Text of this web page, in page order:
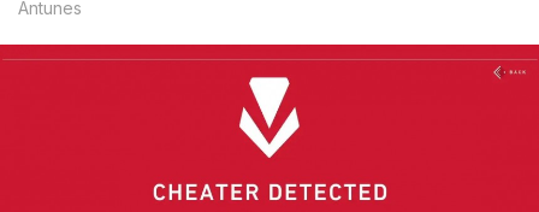
Antunes